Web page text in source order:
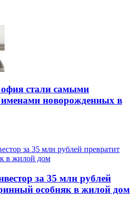
стали самыми
новорожденных в
за 35 млн рублей
особняк в жилой дом